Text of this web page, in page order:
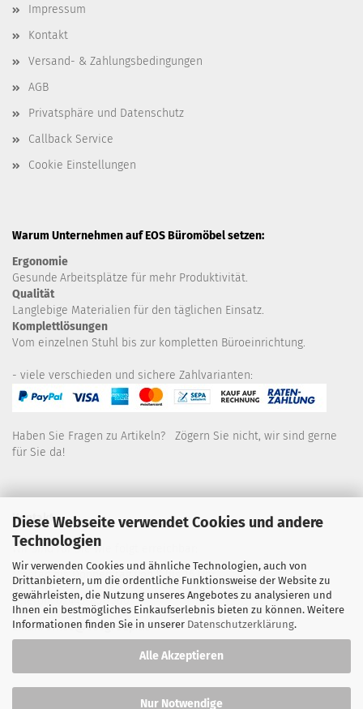
Diese Webseite verwendet Cookies und andere
Technologien
Wir verwenden Cookies und ähnliche Technologien, auch von
Drittanbietern, um die ordentliche Funktionsweise der Website zu
gewährleisten, die Nutzung unseres Angebotes zu analysieren und
Ihnen ein bestmögliches Einkaufserlebnis bieten zu können. Weitere
Informationen finden Sie in unserer Datenschutzerklärung.
Alle Akzeptieren
Nur Notwendige
Impressum
Kontakt
Versand- & Zahlungsbedingungen
AGB
Privatsphäre und Datenschutz
Callback Service
Cookie Einstellungen
Warum Unternehmen auf EOS Büromöbel setzen:
Ergonomie
Gesunde Arbeitsplätze für mehr Produktivität.
Qualität
Langlebige Materialien für den täglichen Einsatz.
Komplettlösungen
Vom einzelnen Stuhl bis zur kompletten Büroeinrichtung.
- viele verschieden und sichere Zahlvarianten:
Haben Sie Fragen zu Artikeln? Zögern Sie nicht, wir sind gerne
für Sie da!
Kontakt
Wir sind für Sie wie folgt erreichbar:
Montag bis Donnerstag von 9 bis 16 Uhr
Telefon: 02445-8517300
Email: office@eosgroup.de